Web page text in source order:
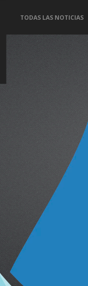
TODAS LAS NOTICIAS